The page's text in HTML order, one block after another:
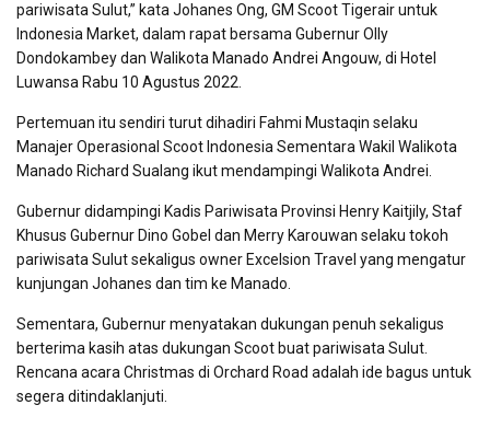
pariwisata Sulut,” kata Johanes Ong, GM Scoot Tigerair untuk
Indonesia Market, dalam rapat bersama Gubernur Olly
Dondokambey dan Walikota Manado Andrei Angouw, di Hotel
Luwansa Rabu 10 Agustus 2022.
Pertemuan itu sendiri turut dihadiri Fahmi Mustaqin selaku
Manajer Operasional Scoot Indonesia Sementara Wakil Walikota
Manado Richard Sualang ikut mendampingi Walikota Andrei.
Gubernur didampingi Kadis Pariwisata Provinsi Henry Kaitjily, Staf
Khusus Gubernur Dino Gobel dan Merry Karouwan selaku tokoh
pariwisata Sulut sekaligus owner Excelsion Travel yang mengatur
kunjungan Johanes dan tim ke Manado.
Sementara, Gubernur menyatakan dukungan penuh sekaligus
berterima kasih atas dukungan Scoot buat pariwisata Sulut.
Rencana acara Christmas di Orchard Road adalah ide bagus untuk
segera ditindaklanjuti.